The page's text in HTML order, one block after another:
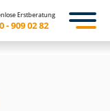
Erstberatung
- 909 02 82